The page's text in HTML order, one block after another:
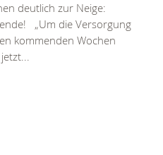
deutlich zur Neige:
„Um die Versorgung
kommenden Wochen